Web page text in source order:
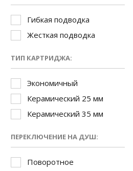
Гибкая подводка
Жесткая подводка
ТИП КАРТРИДЖА:
Экономичный
Керамический 25 мм
Керамический 35 мм
ПЕРЕКЛЮЧЕНИЕ НА ДУШ:
Поворотное